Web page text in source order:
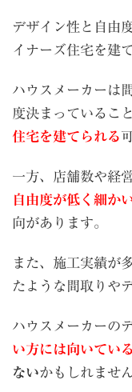
デザイン性と自由
イナーズ住宅を建
ハウスメーカーは
度決まっているこ
住宅を建てられる
一方、店舗数や経
自由度が低く細か
向があります。
また、施工実績が
たような間取りや
ハウスメーカーの
い方には向いている
ないかもしれません